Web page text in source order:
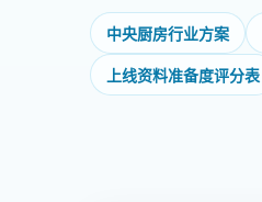
中央厨房行业方案
上线资料准备度评分表